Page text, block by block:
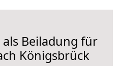
Beiladung für
Königsbrück